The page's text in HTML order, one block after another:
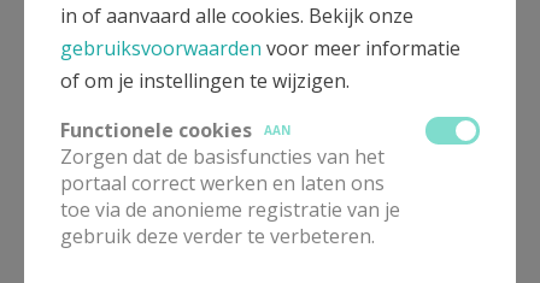
in of aanvaard alle cookies. Bekijk onze
gebruiksvoorwaarden voor meer informatie
of om je instellingen te wijzigen.
Functionele cookies
AAN
Zorgen dat de basisfuncties van het
portaal correct werken en laten ons
toe via de anonieme registratie van je
gebruik deze verder te verbeteren.